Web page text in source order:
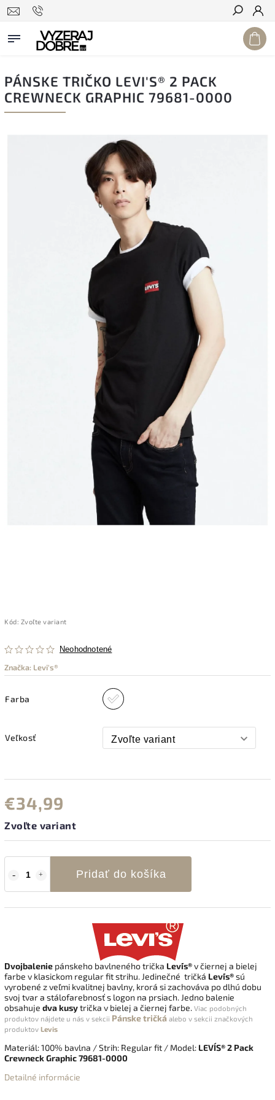
Hľadať
PÁNSKE TRIČKO LEVI'S® 2 PACK
CREWNECK GRAPHIC 79681-0000
Kód: Zvoľte variant
Neohodnotené
Značka: Levi's®
Farba
Veľkosť
€34,99
Zvoľte variant
Pridať do košíka
Dvojbalenie pánskeho bavlneného trička Levi´s®v čiernej a bielej
farbe v klasickom regular fit strihu. Jedinečné tričká Levi´s®sú
vyrobené z veľmi kvalitnej bavlny, krorá si zachováva po dlhú dobu
svoj tvar a stálofarebnosť s logon na prsiach. Jedno balenie
obsahuje dva kusytrička v bielej a čiernej farbe. Viac podobných
produktov nájdete u nás v sekcii Pánske tričká alebo v sekcii značkových
produktov Levis
Materiál: 100% bavlna / Strih: Regular fit / Model: LEVI´S® 2 Pack
Crewneck Graphic 79681-0000
Detailné informácie